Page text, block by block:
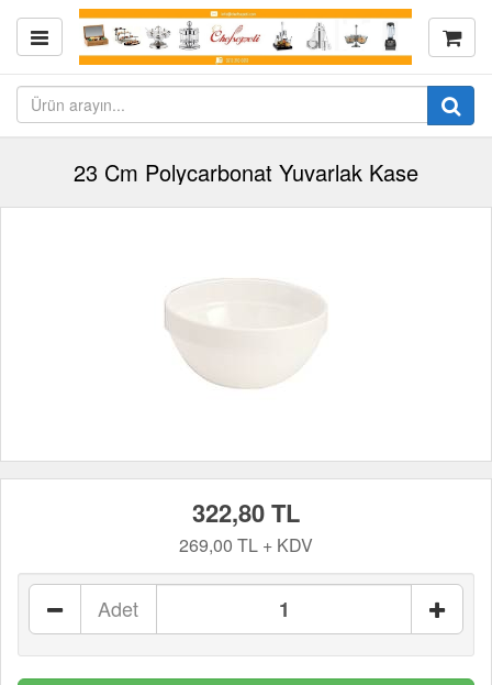
23 Cm Polycarbonat Yuvarlak Kase
322,80 TL
269,00 TL + KDV
Adet